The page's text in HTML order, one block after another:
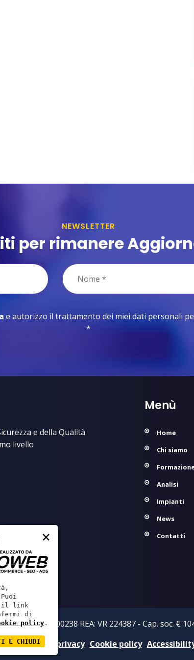
NEWSLETTER
per rimanere
e autorizzo il trattamento dei miei dati personali
*
e della Qualità
livello
Menù
Home
Chi siamo
Analisi
Impianti
News
Contatti
P.IVA: 02219800238 REA: VR 224387 - Cap. soc. €
sulla privacy Cookie policy
×
il link
di
policy .
E CHIUDI